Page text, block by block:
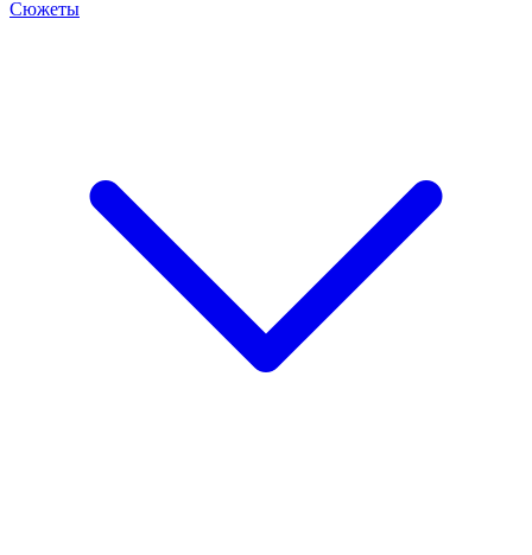
Сюжеты